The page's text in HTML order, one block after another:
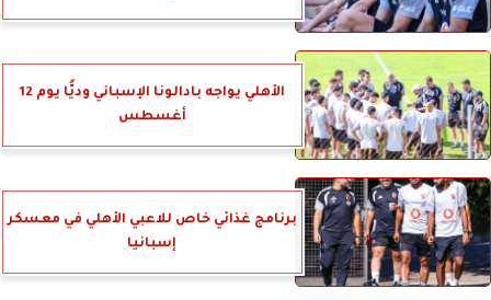
الأهلي يواجه بادالونا الإسباني وديًّا يوم 12
أغسطس
برنامج غذائي خاص للاعبي الأهلي في معسكر
إسبانيا